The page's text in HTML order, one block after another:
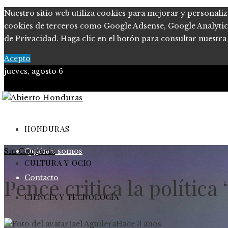
Nuestro sitio web utiliza cookies para mejorar y
cookies de terceros como Google Adsense, Google
de Privacidad. Haga clic en el botón para consultar
Acepto
jueves, agosto 6
Política de Privacidad
Marco Legal del Sitio
Quiénes somos
Contacto
HONDURAS
CULTURA Y OCIO
CIENCIA Y TECNOLOGÍA
Sin Categoria
Pence critica la política
Jael AguileraHace 3 años